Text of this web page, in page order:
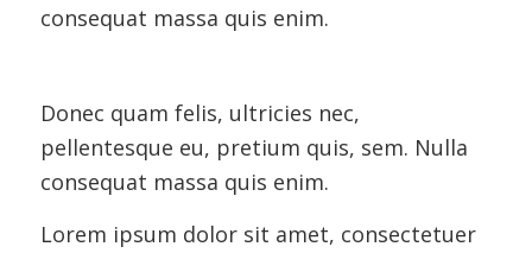
consequat massa quis enim.
Donec quam felis, ultricies nec,
pellentesque eu, pretium quis, sem. Nulla
consequat massa quis enim.
Lorem ipsum dolor sit amet, consectetuer